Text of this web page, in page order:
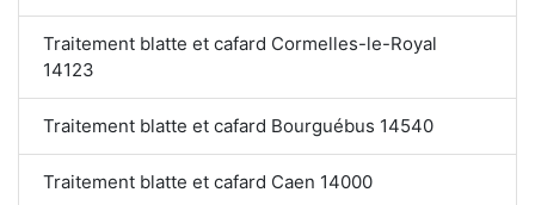
Traitement blatte et cafard Cormelles-le-Royal
14123
Traitement blatte et cafard Bourguébus 14540
Traitement blatte et cafard Caen 14000